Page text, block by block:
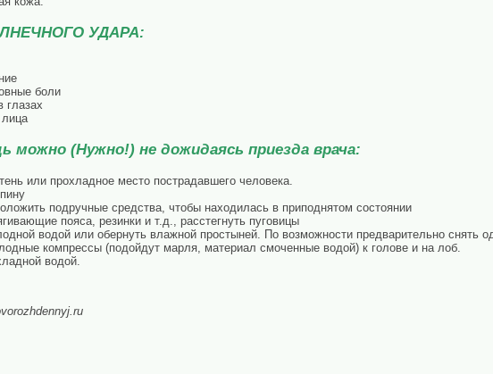
УДАРА:
боли
глазах
лица
можно (Нужно!) не дожидаясь приезда врача:
или прохладное место пострадавшего человека.
подручные средства, чтобы находилась в приподнятом состоянии
пояса, резинки и т.д., расстегнуть пуговицы
водой или обернуть влажной простыней. По возможности предварительно снять
компрессы (подойдут марля, материал смоченные водой) к голове и на лоб.
водой.